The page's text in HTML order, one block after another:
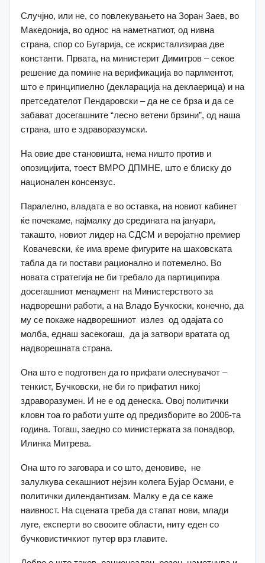
Случјно, или не, со повлекувањето на Зоран Заев, во
Македонија, во однос на наметнатиот, од нивна
страна, спор со Бугарија, се искристализираа две
константи. Првата, на министерит Димитров – секое
решение да помине на верификација во парлментот,
што е принципиелно (декларација на деклаерица) и на
претседателот Пендаровски – да не се брза и да се
забават досегашните “лесно ветени брзини”, од наша
страна, што е здраворазумски.
На овие две становишта, нема ништо против и
опозицијита, тоест ВМРО ДПМНЕ, што е блиску до
национален консензус.
Паралелно, владата е во оставка, на новиот кабинет
ќе почекаме, најмалку до средината на јануари,
такашто, новиот лидер нa СДСМ и веројатно премиер
Ковачевски, ќе има време фигурите на шаховската
табла да ги постави рационално и потемелно. Во
новата стратегија не би требало да партиципира
досегашниот менаџмент на Министерството за
надворешни работи, а на Владо Бучкоски, конечно, да
му се покаже надворешниот излез од одајата со
молба, еднаш засекогаш, да ја затвори вратата од
надворешната страна.
Она што е подготвен да го прифати олеснувачот –
тенкист, Бучковски, не би го прифатил никој
здраворазумен. И не е од денеска. Овој политички
кловн тоа го работи уште од предизборите во 2006-та
година. Тогаш, заедно со министерката за понадвор,
Илинка Митрева.
Она што го заговара и со што, деновиве, не
залулкува секашниот нејзин колега Бујар Османи, е
политички дилендантизам. Малку е да се каже
наивност. На сцената треба да стапат нови, млади
луге, експерти во свооите области, ниту еден со
бучковистичкиот путер врз главите.